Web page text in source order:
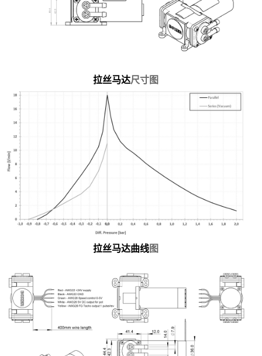
拉丝马达尺寸图
拉丝马达曲线图